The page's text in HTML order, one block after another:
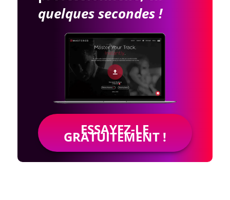
quelques secondes !
ESSAYEZ-LE
GRATUITEMENT !